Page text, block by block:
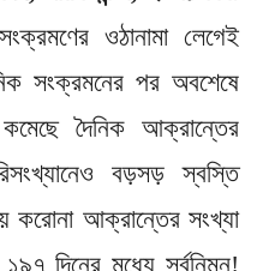
ওঠানামা লেগেই
সংক্রমনের পর অবশেষে
দৈনিক আক্রান্তের
বড়সড় স্বস্তি
করোনা আক্রান্তের সংখ্যা
দিনের মধ্যে সর্বনিম্ন!